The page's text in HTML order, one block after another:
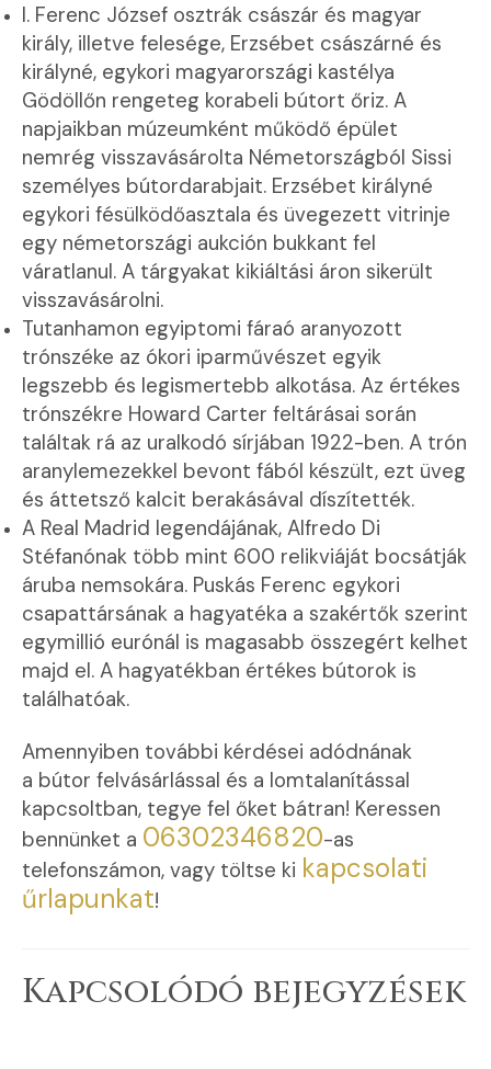
I. Ferenc József osztrák császár és magyar
király, illetve felesége, Erzsébet császárné és
királyné, egykori magyarországi kastélya
Gödöllőn rengeteg korabeli bútort őriz. A
napjaikban múzeumként működő épület
nemrég visszavásárolta Németországból Sissi
személyes bútordarabjait. Erzsébet királyné
egykori fésülködőasztala és üvegezett vitrinje
egy németországi aukción bukkant fel
váratlanul. A tárgyakat kikiáltási áron sikerült
visszavásárolni.
Tutanhamon egyiptomi fáraó aranyozott
trónszéke az ókori iparművészet egyik
legszebb és legismertebb alkotása. Az értékes
trónszékre Howard Carter feltárásai során
találtak rá az uralkodó sírjában 1922-ben. A trón
aranylemezekkel bevont fából készült, ezt üveg
és áttetsző kalcit berakásával díszítették.
A Real Madrid legendájának, Alfredo Di
Stéfanónak több mint 600 relikviáját bocsátják
áruba nemsokára. Puskás Ferenc egykori
csapattársának a hagyatéka a szakértők szerint
egymillió eurónál is magasabb összegért kelhet
majd el. A hagyatékban értékes bútorok is
találhatóak.
Amennyiben további kérdései adódnának
a bútor felvásárlással és a lomtalanítással
kapcsoltban, tegye fel őket bátran! Keressen
bennünket a 06302346820-as
telefonszámon, vagy töltse ki kapcsolati
űrlapunkat!
Kapcsolódó bejegyzések